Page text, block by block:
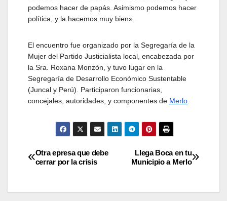
podemos hacer de papás. Asimismo podemos hacer
política, y la hacemos muy bien».
El encuentro fue organizado por la Segregaría de la
Mujer del Partido Justicialista local, encabezada por
la Sra. Roxana Monzón, y tuvo lugar en la
Segregaría de Desarrollo Económico Sustentable
(Juncal y Perú). Participaron funcionarias,
concejales, autoridades, y componentes de Merlo
Navegación
Llega Boca en tu
Municipio a Merlo
Otra epresa que debe
cerrar por la crisis